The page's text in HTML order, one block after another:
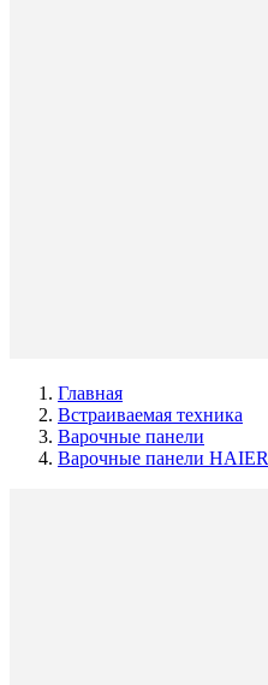
Главная
Встраиваемая техника
Варочные панели
Варочные панели HAIER